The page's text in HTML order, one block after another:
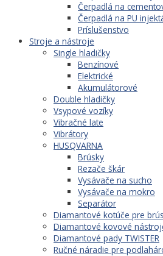
Čerpadlá na
Čerpadlá na PU
Príslušenstvo
Stroje a nástroje
Single hladičky
Benzínové
Elektrické
Akumulátorové
Double hladičky
Vsypové vozíky
Vibračné late
Vibrátory
HUSQVARNA
Brúsky
Rezače škár
Vysávače na sucho
Vysávače na mokro
Separátor
Diamantové kotúče pre
Diamantové kovové
Diamantové pady TWISTER
Ručné náradie pre